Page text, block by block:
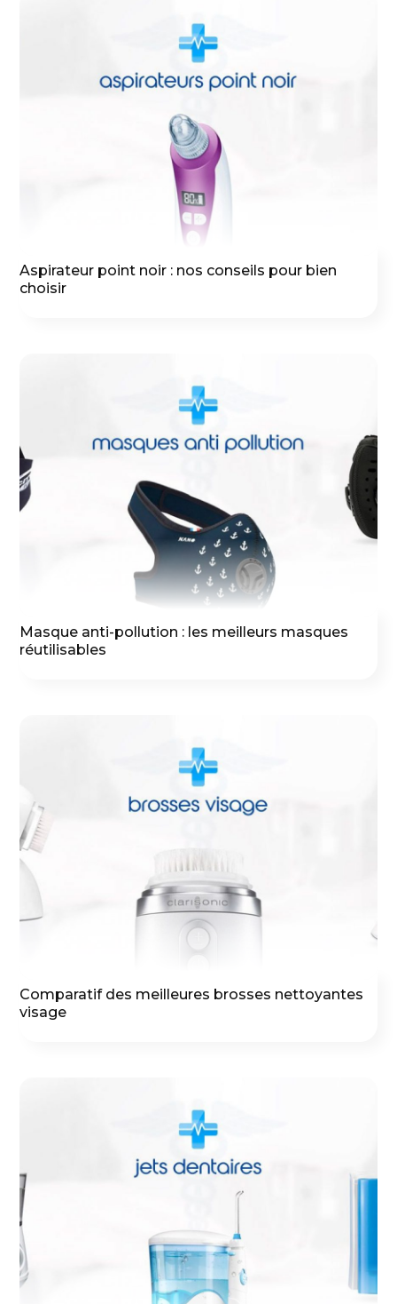
Aspirateur point noir : nos conseils pour bien
choisir
Masque anti-pollution : les meilleurs masques
réutilisables
Comparatif des meilleures brosses nettoyantes
visage